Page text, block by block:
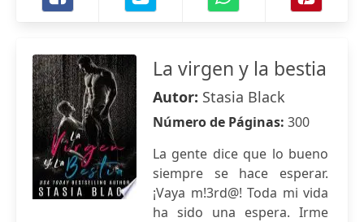
La virgen y la bestia
Autor: Stasia Black
Número de Páginas: 300
La gente dice que lo bueno
siempre se hace esperar.
¡Vaya m!3rd@! Toda mi vida
ha sido una espera. Irme